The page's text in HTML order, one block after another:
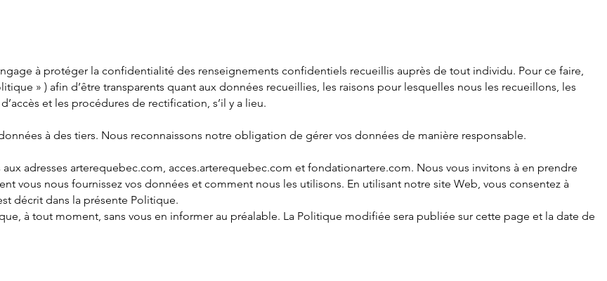
à protéger la confidentialité des renseignements confidentiels recueillis auprès de tout individu. Pour ce faire,
» ) afin d’être transparents quant aux données recueillies, les raisons pour lesquelles nous les recueillons, les
et les procédures de rectification, s’il y a lieu.
à des tiers. Nous reconnaissons notre obligation de gérer vos données de manière responsable.
adresses arterequebec.com, acces.arterequebec.com et fondationartere.com. Nous vous invitons à en prendre
vous nous fournissez vos données et comment nous les utilisons. En utilisant notre site Web, vous consentez à
décrit dans la présente Politique.
à tout moment, sans vous en informer au préalable. La Politique modifiée sera publiée sur cette page et la date de